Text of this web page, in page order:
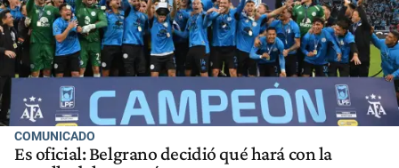
COMUNICADO
Es oficial: Belgrano decidió qué hará con la